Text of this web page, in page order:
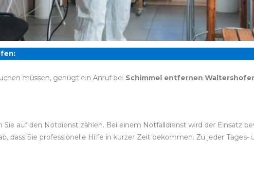
müssen, genügt ein Anruf bei Schimmel entfernen
Sie auf den Notdienst zählen. Bei einem Notfalldienst wird der Einsatz
dass Sie professionelle Hilfe in kurzer Zeit bekommen. Zu jeder Tages-